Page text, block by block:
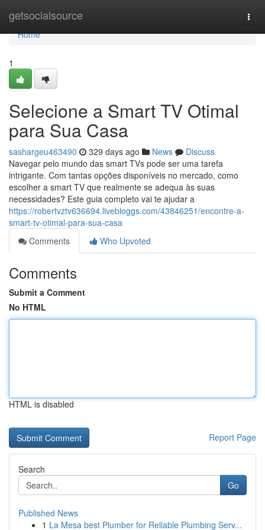
getsocialsource
Home
Home
1
Selecione a Smart TV Otimal
para Sua Casa
sashargeu463490 329 days ago News
Discuss
Navegar pelo mundo das smart TVs pode ser uma tarefa
intrigante. Com tantas opções disponíveis no mercado, como
escolher a smart TV que realmente se adequa às suas
necessidades? Este guia completo vai te ajudar a
https://robertvztv636694.livebloggs.com/43846251/encontre-a-
smart-tv-otimal-para-sua-casa
Comments
Who Upvoted
Comments
Submit a Comment
No HTML
HTML is disabled
Report Page
Search
Go
Published News
1 La Mesa best Plumber for Reliable Plumbing Serv...